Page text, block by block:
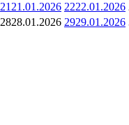
21 21.01.2026 2222.01.2026
2828.01.2026 2929.01.2026